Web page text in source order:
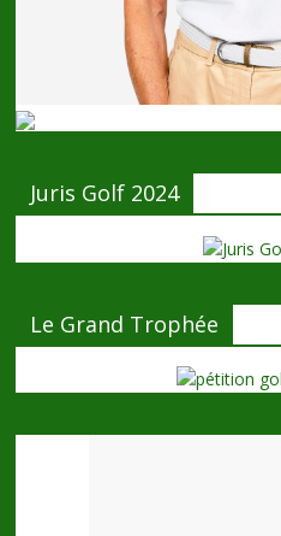
Juris Golf 2024
Le Grand Trophée